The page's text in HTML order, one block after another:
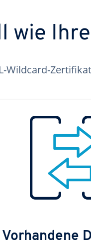
wie
Wildcard-
Vorhandene